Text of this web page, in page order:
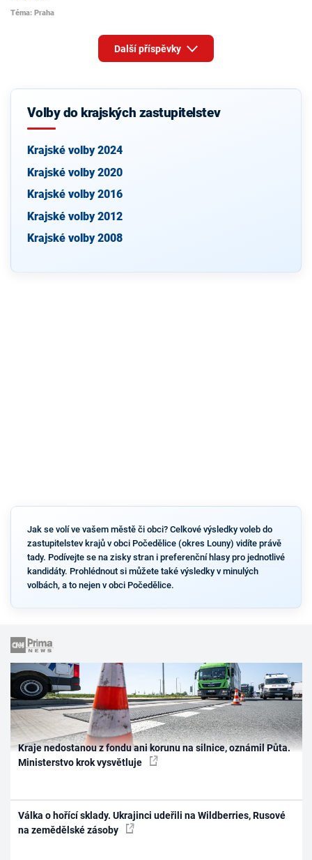
Téma: Praha
Další příspěvky
Volby do krajských zastupitelstev
Krajské volby 2024
Krajské volby 2020
Krajské volby 2016
Krajské volby 2012
Krajské volby 2008
Jak se volí ve vašem městě či obci? Celkové výsledky voleb do
zastupitelstev krajů v obci Počedělice (okres Louny) vidíte právě
tady. Podívejte se na zisky stran i preferenční hlasy pro jednotlivé
kandidáty. Prohlédnout si můžete také výsledky v minulých
volbách, a to nejen v obci Počedělice.
Kraje nedostanou z fondu ani korunu na silnice, oznámil Půta.
Ministerstvo krok vysvětluje
Válka o hořící sklady. Ukrajinci udeřili na Wildberries, Rusové
na zemědělské zásoby